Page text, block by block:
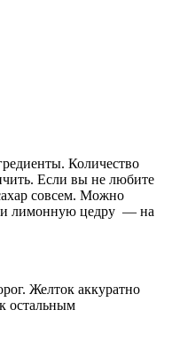
Количество
Если вы не любите
совсем. Можно
лимонную цедру — на
Желток аккуратно
остальным